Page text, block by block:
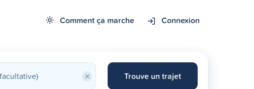
Comment ça marche Connexion
× Trouve un trajet